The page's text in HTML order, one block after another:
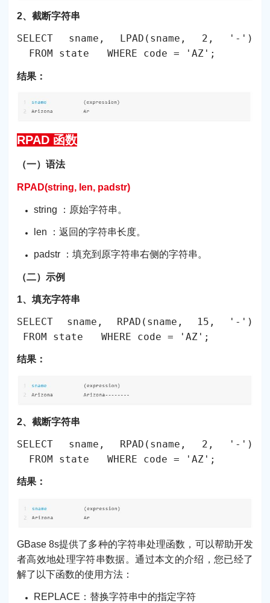
2、截断字符串
SELECT sname, LPAD(sname, 2, '-')
FROM state WHERE code = 'AZ';
结果：
RPAD 函数
（一）语法
RPAD(string, len, padstr)
string ：原始字符串。
len ：返回的字符串长度。
padstr ：填充到原字符串右侧的字符串。
（二）示例
1、填充字符串
SELECT sname, RPAD(sname, 15, '-')
FROM state WHERE code = 'AZ';
结果：
2、截断字符串
SELECT sname, RPAD(sname, 2, '-')
FROM state WHERE code = 'AZ';
结果：
GBase 8s提供了多种的字符串处理函数，可以帮助开发
者高效地处理字符串数据。通过本文的介绍，您已经了
解了以下函数的使用方法：
REPLACE：替换字符串中的指定字符